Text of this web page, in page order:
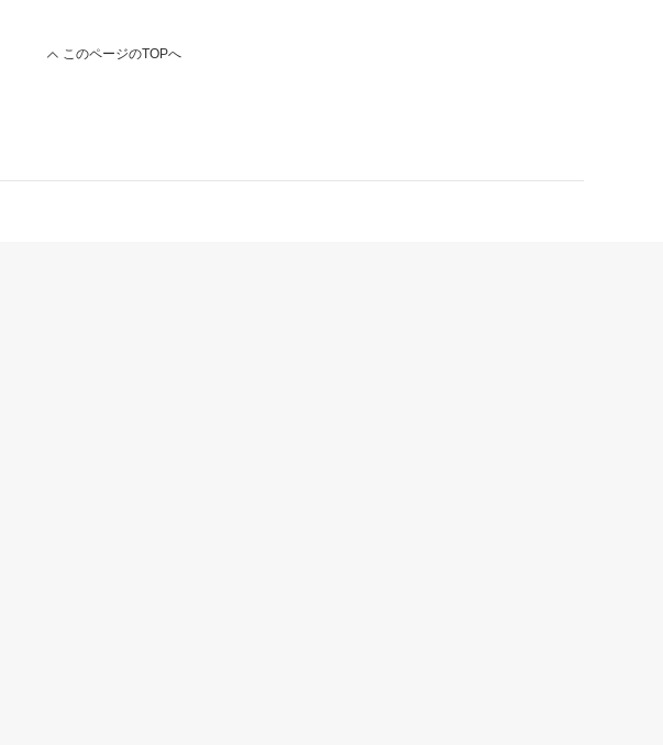
このページのTOPへ